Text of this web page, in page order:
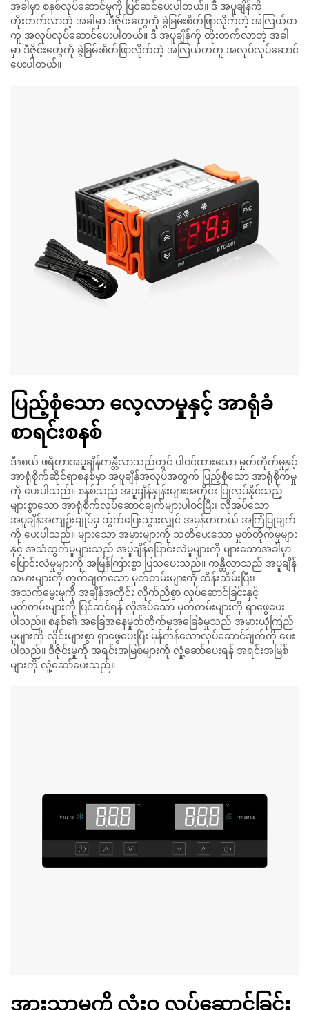
အခါမှာ စနစ်လုပ်ဆောင်မှုကို ပြင်ဆင်ပေးပါတယ်။ ဒီ အပူချိန်ကို
တိုးတက်လာတဲ့ အခါမှာ ဒီဇိုင်းတွေကို ခွဲခြမ်းစိတ်ဖြာလိုက်တဲ့ အလြယ်တ
ကူ အလုပ်လုပ်ဆောင်ပေးပါတယ်။ ဒီ အပူချိန်ကို တိုးတက်လာတဲ့ အခါ
မှာ ဒီဇိုင်းတွေကို ခွဲခြမ်းစိတ်ဖြာလိုက်တဲ့ အလြယ်တကူ အလုပ်လုပ်ဆောင်
ပေးပါတယ်။
ပြည့်စုံသော လေ့လာမှုနှင့် အာရုံခံ
စာရင်းစနစ်
ဒီจစယ် ဖရိတာအပူချိန်ကန္တီလာသည်တွင် ပါဝင်ထားသော မှုတ်တိုက်မှုနှင့်
အာရုံစိုက်ဆိုင်ရာစနစ်မှာ အပူချိန်အလုပ်အတွက် ပြည့်စုံသော အာရုံစိုက်မှု
ကို ပေးပါသည်။ စနစ်သည် အပူချိန်နှုန်းများအတိုင်း ပြုလုပ်နိုင်သည့်
များစွာသော အာရုံစိုက်လုပ်ဆောင်ချက်များပါဝင်ပြီး၊ လိုအပ်သော
အပူချိန်အကျဉ်းချုပ်မှ ထွက်ပြေးသွားလျှင် အမှန်တကယ် အကြံပြုချက်
ကို ပေးပါသည်။ များသော အမှားများကို သတိပေးသော မှုတ်တိုက်မှုများ
နှင့် အသံထွက်မှုများသည် အပူချိန်ပြောင်းလဲမှုများကို များသောအခါမှာ
ပြောင်းလဲမှုများကို အမြန်ကြားစွာ ပြသပေးသည်။ ကန္တီလာသည် အပူချိန်
သမားများကို တွက်ချက်သော မှတ်တမ်းများကို ထိန်းသိမ်းပြီး၊
အသက်မွေးမှုကို အချိန်အတိုင်း လိုက်ညီစွာ လုပ်ဆောင်ခြင်းနှင့်
မှတ်တမ်းများကို ပြင်ဆင်ရန် လိုအပ်သော မှတ်တမ်းများကို ရှာဖွေပေး
ပါသည်။ စနစ်၏ အခြေအနေမှုတ်တိုက်မှုအခြေခံမှုသည် အမှားယုံကြည်
မှုများကို လှိုင်းများစွာ ရှာဖွေပေးပြီး မှန်ကန်သောလုပ်ဆောင်ချက်ကို ပေး
ပါသည်။ ဒီဇိုင်းမှုကို အရင်းအမြစ်များကို လှုံ့ဆော်ပေးရန် အရင်းအမြစ်
များကို လှုံ့ဆော်ပေးသည်။
အားသာမှုကို လုံးဝ လုပ်ဆောင်ခြင်း